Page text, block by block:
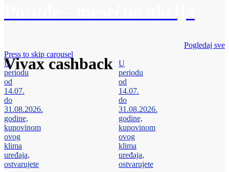
Vivax cashback
Pogledaj sve
Press to skip carousel
U
periodu
od
14.07.
do
31.08.2026.
godine,
kupovinom
ovog
klima
uređaja,
ostvarujete
U
periodu
od
14.07.
do
31.08.2026.
godine,
kupovinom
ovog
klima
uređaja,
ostvarujete